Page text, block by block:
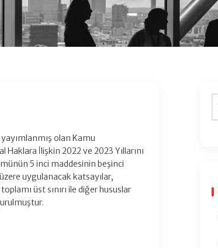
olan Kamu
İlişkin 2022 ve 2023 Yıllarını
5 inci maddesinin beşinci
uygulanacak katsayılar,
üst sınırı ile diğer hususlar